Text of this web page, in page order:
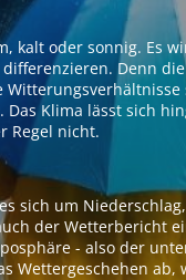
kalt oder sonnig. Es
Denn
Klima lässt sich
Regel nicht.
sich um
der Wetterbericht
- also der
Wettergeschehen